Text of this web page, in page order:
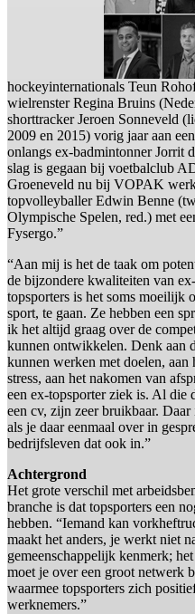
hockeyinternationals Teun
wielrenster Regina Bruins
shorttracker Jeroen Sonneveld
2009 en 2015) vorig jaar aan
onlangs ex-badmintonner Jorrit
slag is gegaan bij voetbalclub
Groeneveld nu bij VOPAK
topvolleyballer Edwin Benne
Olympische Spelen, red.) met
Fysergo.”
“Aan mij is het de taak om
de bijzondere kwaliteiten van
topsporters is het soms moeilijk
sport, te gaan. Ze hebben een
ik het altijd graag over de
kunnen ontwikkelen. Denk aan
kunnen werken met doelen, aan
stress, aan het nakomen van
een ex-topsporter ziek is. Al die
een cv, zijn zeer bruikbaar.
als je daar eenmaal over in
bedrijfsleven dat ook in.”
Achtergrond
Het grote verschil met
branche is dat topsporters een
hebben. “Iemand kan
maakt het anders, je werkt niet
gemeenschappelijk kenmerk;
moet je over een groot netwerk
waarmee topsporters zich
werknemers.”